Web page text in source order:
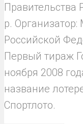
Правительства
р. Организатор:
Российской
Первый тираж
ноября 2008
название
Спортлото.